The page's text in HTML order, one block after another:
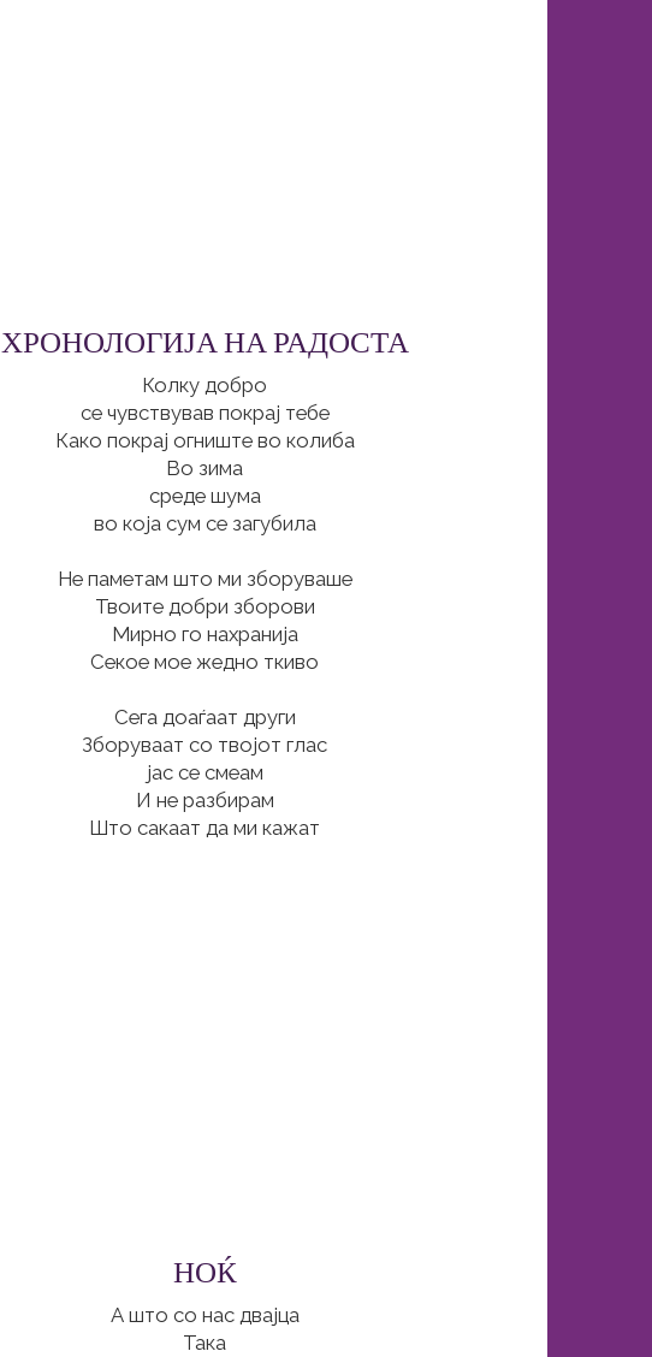
ХРОНОЛОГИЈА НА РАДОСТА
Колку добро
се чувствував покрај тебе
Како покрај огниште во колиба
Во зима
среде шума
во која сум се загубила
Не паметам што ми зборуваше
Твоите добри зборови
Мирно го нахранија
Секое мое жедно ткиво
Сега доаѓаат други
Зборуваат со твојот глас
јас се смеам
И не разбирам
Што сакаат да ми кажат
НОЌ
А што со нас двајца
Така